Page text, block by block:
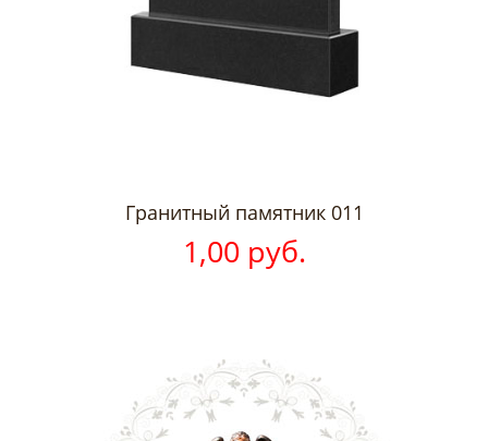
Гранитный памятник 011
1,00 руб.